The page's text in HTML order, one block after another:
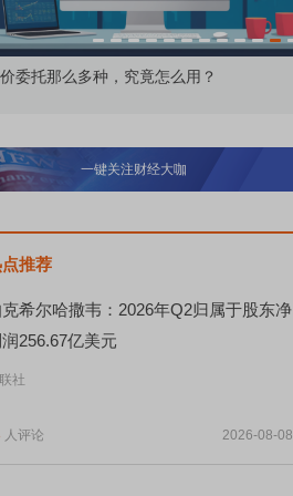
所顶格打新居然只能中碎股
一键关注财经大咖
推荐
希尔哈撒韦：2026年Q2归属于股东净
256.67亿美元
社
人评论 2026-08-08